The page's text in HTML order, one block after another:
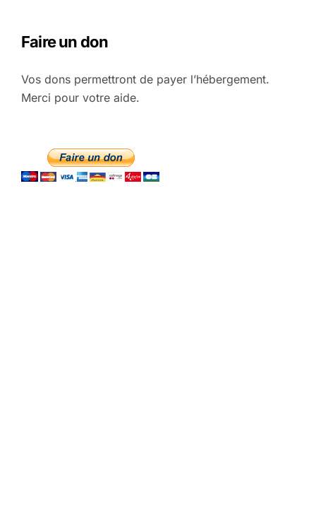
Faire un don
Vos dons permettront de payer l’hébergement.
Merci pour votre aide.